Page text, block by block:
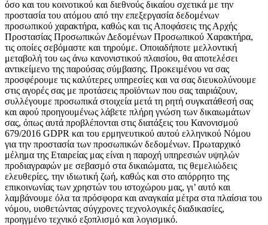
όσο και του κοινοτικού και διεθνούς δικαίου σχετικά με την
προστασία του ατόμου από την επεξεργασία δεδομένων
προσωπικού χαρακτήρα, καθώς και τις Αποφάσεις της Αρχής
Προστασίας Προσωπικών Δεδομένων Προσωπικού Χαρακτήρα,
τις οποίες σεβόμαστε και τηρούμε. Οποιαδήποτε μελλοντική
μεταβολή του ως άνω κανονιστικού πλαισίου, θα αποτελέσει
αντικείμενο της παρούσας σύμβασης. Προκειμένου να σας
προσφέρουμε τις καλύτερες υπηρεσίες και να σας διευκολύνουμε
στις αγορές σας με προτάσεις προϊόντων που σας ταιριάζουν,
συλλέγουμε προσωπικά στοιχεία μετά τη ρητή συγκατάθεσή σας
και αφού προηγουμένως λάβετε πλήρη γνώση των δικαιωμάτων
σας, όπως αυτά προβλέπονται στις διατάξεις του Κανονισμού
679/2016 GDPR και του ερμηνευτικού αυτού ελληνικού Νόμου
για την προστασία των προσωπικών δεδομένων. Πρωταρχικό
μέλημα της Εταιρείας μας είναι η παροχή υπηρεσιών υψηλών
προδιαγραφών με σεβασμό στα δικαιώματα, τις θεμελιώδεις
ελευθερίες, την ιδιωτική ζωή, καθώς και στο απόρρητο της
επικοινωνίας των χρηστών του ιστοχώρου μας, γι’ αυτό και
λαμβάνουμε όλα τα πρόσφορα και αναγκαία μέτρα στα πλαίσια του
νόμου, υιοθετώντας σύγχρονες τεχνολογικές διαδικασίες,
προηγμένο τεχνικό εξοπλισμό και λογισμικό.